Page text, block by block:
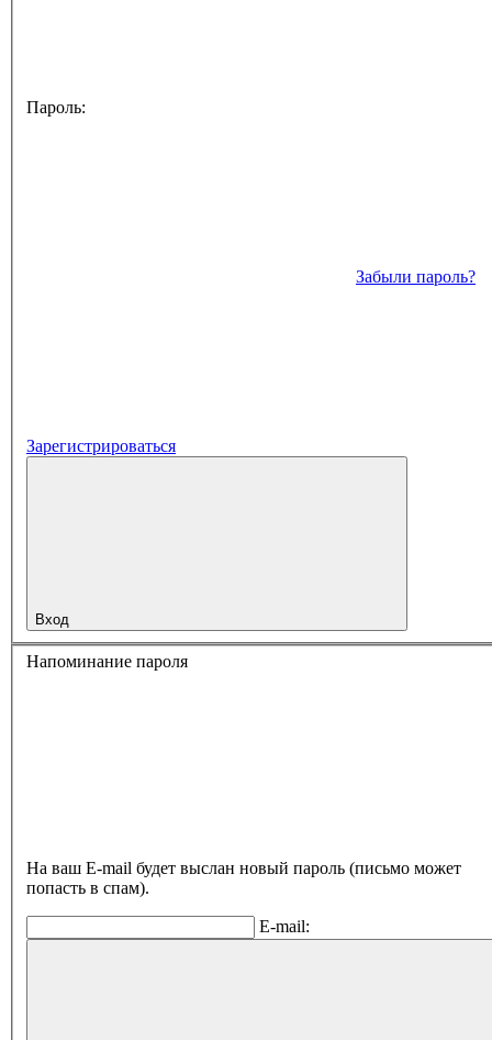
Пароль:
Забыли пароль?
Зарегистрироваться
Вход
Напоминание пароля
На ваш E-mail будет выслан новый пароль (письмо может
попасть в спам).
E-mail: